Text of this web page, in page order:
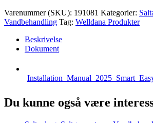
Varenummer (SKU): 191081 Kategorier:
Vandbehandling Tag: Welldana Produkter
Beskrivelse
Dokument
Du kunne også være